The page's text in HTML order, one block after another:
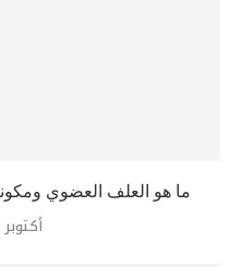
ما هو العلف العضوي
أكتوبر 2, 2024